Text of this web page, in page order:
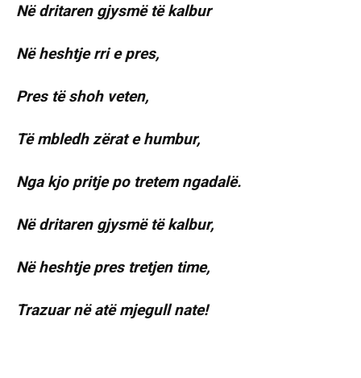
Në dritaren gjysmë të kalbur
Në heshtje rri e pres,
Pres të shoh veten,
Të mbledh zërat e humbur,
Nga kjo pritje po tretem ngadalë.
Në dritaren gjysmë të kalbur,
Në heshtje pres tretjen time,
Trazuar në atë mjegull nate!